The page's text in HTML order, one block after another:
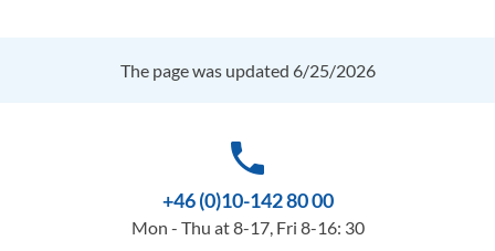
The page was updated 6/25/2026
phone
+46 (0)10-142 80 00
Mon - Thu at 8-17, Fri 8-16: 30